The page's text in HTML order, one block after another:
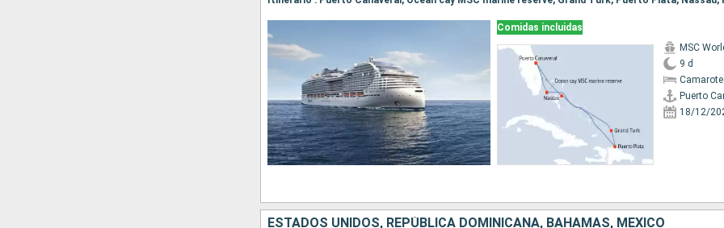
Comidas incluidas
MSC
9 d
Puerto
18/12/
ESTADOS UNIDOS, REPÚBLICA DOMINICANA, BAHAMAS, MÉXICO